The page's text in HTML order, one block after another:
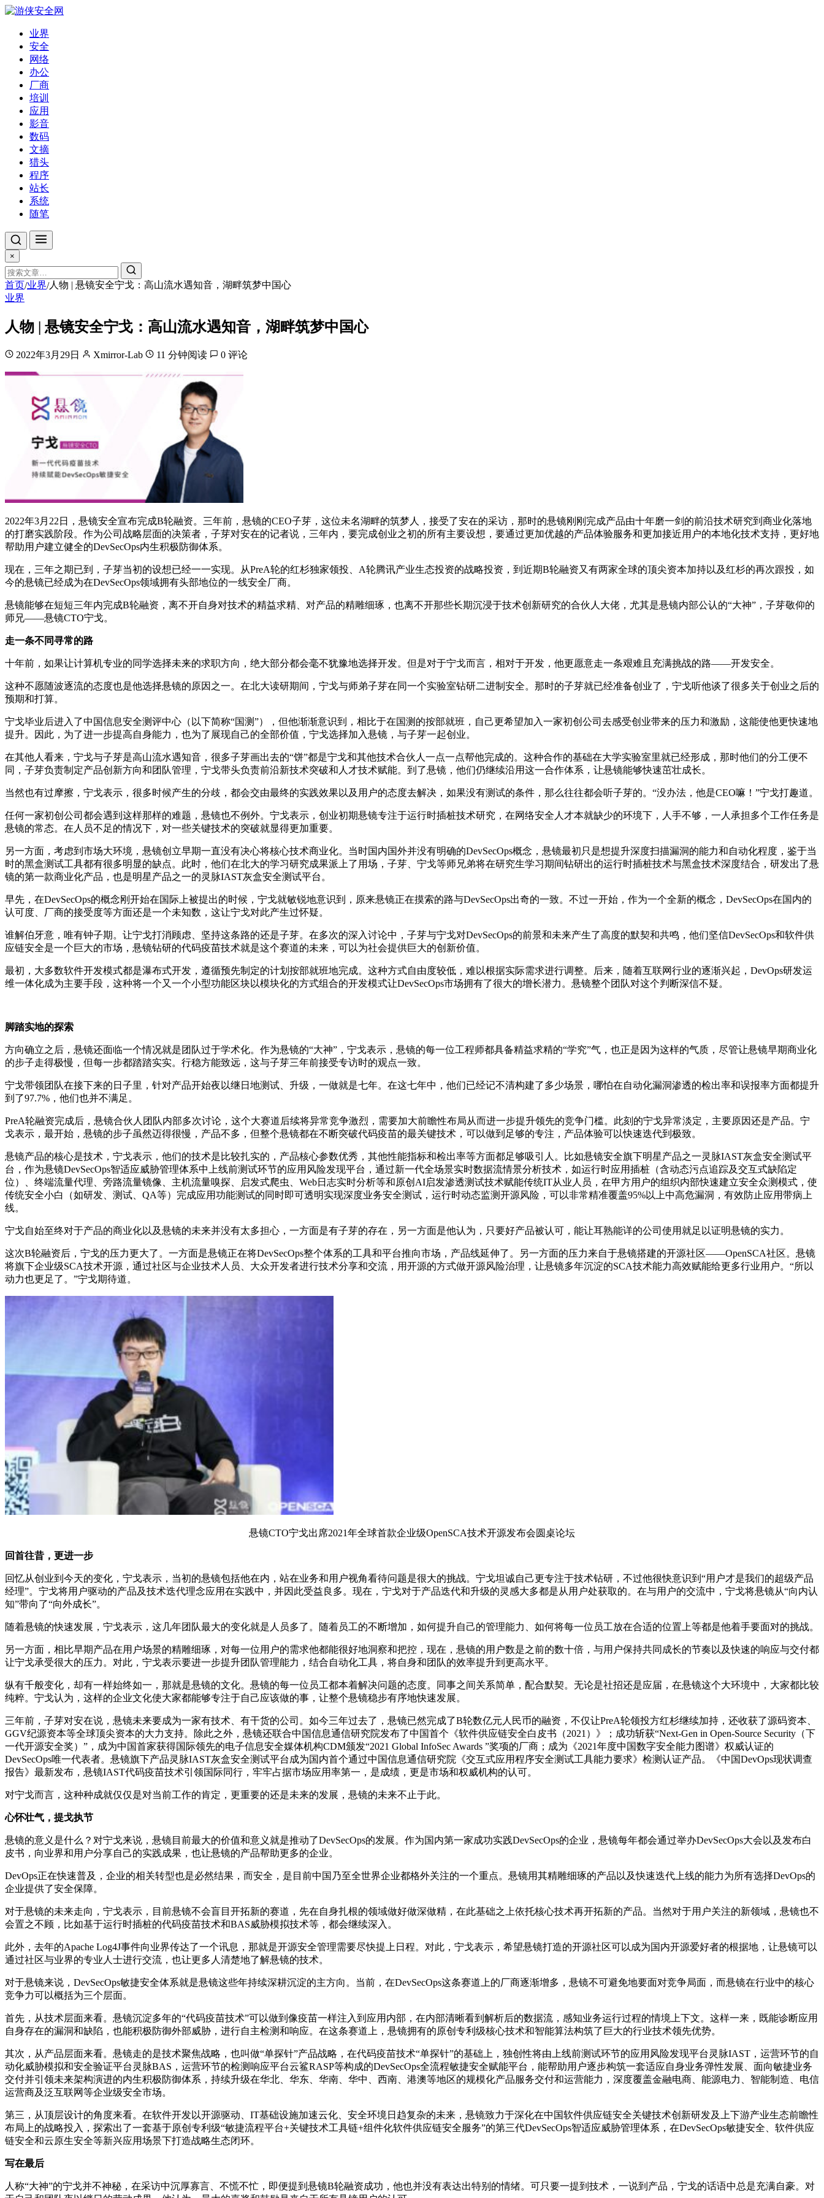
业界
安全
网络
办公
厂商
培训
应用
影音
数码
文摘
猎头
程序
站长
系统
随笔
×
首页/业界/人物 | 悬镜安全宁戈：高山流水遇知音，湖畔筑梦中国心
业界
人物 | 悬镜安全宁戈：高山流水遇知音，湖畔筑梦中国心
2022年3月29日 Xmirror-Lab 11 分钟阅读 0 评论
2022年3月22日，悬镜安全宣布完成B轮融资。三年前，悬镜的CEO子芽，这位未名湖畔的筑梦人，接受了安在的采访，那时的悬镜刚刚完成产品由十年磨一剑的前沿技术研究到商业化落地
的打磨实践阶段。作为公司战略层面的决策者，子芽对安在的记者说，三年内，要完成创业之初的所有主要设想，要通过更加优越的产品体验服务和更加接近用户的本地化技术支持，更好地
帮助用户建立健全的DevSecOps内生积极防御体系。
现在，三年之期已到，子芽当初的设想已经一一实现。从PreA轮的红杉独家领投、A轮腾讯产业生态投资的战略投资，到近期B轮融资又有两家全球的顶尖资本加持以及红杉的再次跟投，如
今的悬镜已经成为在DevSecOps领域拥有头部地位的一线安全厂商。
悬镜能够在短短三年内完成B轮融资，离不开自身对技术的精益求精、对产品的精雕细琢，也离不开那些长期沉浸于技术创新研究的合伙人大佬，尤其是悬镜内部公认的“大神”，子芽敬仰的
师兄——悬镜CTO宁戈。
走一条不同寻常的路
十年前，如果让计算机专业的同学选择未来的求职方向，绝大部分都会毫不犹豫地选择开发。但是对于宁戈而言，相对于开发，他更愿意走一条艰难且充满挑战的路——开发安全。
这种不愿随波逐流的态度也是他选择悬镜的原因之一。在北大读研期间，宁戈与师弟子芽在同一个实验室钻研二进制安全。那时的子芽就已经准备创业了，宁戈听他谈了很多关于创业之后的
预期和打算。
宁戈毕业后进入了中国信息安全测评中心（以下简称“国测”），但他渐渐意识到，相比于在国测的按部就班，自己更希望加入一家初创公司去感受创业带来的压力和激励，这能使他更快速地
提升。因此，为了进一步提高自身能力，也为了展现自己的全部价值，宁戈选择加入悬镜，与子芽一起创业。
在其他人看来，宁戈与子芽是高山流水遇知音，很多子芽画出去的“饼”都是宁戈和其他技术合伙人一点一点帮他完成的。这种合作的基础在大学实验室里就已经形成，那时他们的分工便不
同，子芽负责制定产品创新方向和团队管理，宁戈带头负责前沿新技术突破和人才技术赋能。到了悬镜，他们仍继续沿用这一合作体系，让悬镜能够快速茁壮成长。
当然也有过摩擦，宁戈表示，很多时候产生的分歧，都会交由最终的实践效果以及用户的态度去解决，如果没有测试的条件，那么往往都会听子芽的。“没办法，他是CEO嘛！”宁戈打趣道。
任何一家初创公司都会遇到这样那样的难题，悬镜也不例外。宁戈表示，创业初期悬镜专注于运行时插桩技术研究，在网络安全人才本就缺少的环境下，人手不够，一人承担多个工作任务是
悬镜的常态。在人员不足的情况下，对一些关键技术的突破就显得更加重要。
另一方面，考虑到市场大环境，悬镜创立早期一直没有决心将核心技术商业化。当时国内国外并没有明确的DevSecOps概念，悬镜最初只是想提升深度扫描漏洞的能力和自动化程度，鉴于当
时的黑盒测试工具都有很多明显的缺点。此时，他们在北大的学习研究成果派上了用场，子芽、宁戈等师兄弟将在研究生学习期间钻研出的运行时插桩技术与黑盒技术深度结合，研发出了悬
镜的第一款商业化产品，也是明星产品之一的灵脉IAST灰盒安全测试平台。
早先，在DevSecOps的概念刚开始在国际上被提出的时候，宁戈就敏锐地意识到，原来悬镜正在摸索的路与DevSecOps出奇的一致。不过一开始，作为一个全新的概念，DevSecOps在国内的
认可度、厂商的接受度等方面还是一个未知数，这让宁戈对此产生过怀疑。
谁解伯牙意，唯有钟子期。让宁戈打消顾虑、坚持这条路的还是子芽。在多次的深入讨论中，子芽与宁戈对DevSecOps的前景和未来产生了高度的默契和共鸣，他们坚信DevSecOps和软件供
应链安全是一个巨大的市场，悬镜钻研的代码疫苗技术就是这个赛道的未来，可以为社会提供巨大的创新价值。
最初，大多数软件开发模式都是瀑布式开发，遵循预先制定的计划按部就班地完成。这种方式自由度较低，难以根据实际需求进行调整。后来，随着互联网行业的逐渐兴起，DevOps研发运
维一体化成为主要手段，这种将一个又一个小型功能区块以模块化的方式组合的开发模式让DevSecOps市场拥有了很大的增长潜力。悬镜整个团队对这个判断深信不疑。
脚踏实地的探索
方向确立之后，悬镜还面临一个情况就是团队过于学术化。作为悬镜的“大神”，宁戈表示，悬镜的每一位工程师都具备精益求精的“学究”气，也正是因为这样的气质，尽管让悬镜早期商业化
的步子走得极慢，但每一步都踏踏实实。行稳方能致远，这与子芽三年前接受专访时的观点一致。
宁戈带领团队在接下来的日子里，针对产品开始夜以继日地测试、升级，一做就是七年。在这七年中，他们已经记不清构建了多少场景，哪怕在自动化漏洞渗透的检出率和误报率方面都提升
到了97.7%，他们也并不满足。
PreA轮融资完成后，悬镜合伙人团队内部多次讨论，这个大赛道后续将异常竞争激烈，需要加大前瞻性布局从而进一步提升领先的竞争门槛。此刻的宁戈异常淡定，主要原因还是产品。宁
戈表示，最开始，悬镜的步子虽然迈得很慢，产品不多，但整个悬镜都在不断突破代码疫苗的最关键技术，可以做到足够的专注，产品体验可以快速迭代到极致。
悬镜产品的核心是技术，宁戈表示，他们的技术是比较扎实的，产品核心参数优秀，其他性能指标和检出率等方面都足够吸引人。比如悬镜安全旗下明星产品之一灵脉IAST灰盒安全测试平
台，作为悬镜DevSecOps智适应威胁管理体系中上线前测试环节的应用风险发现平台，通过新一代全场景实时数据流情景分析技术，如运行时应用插桩（含动态污点追踪及交互式缺陷定
位）、终端流量代理、旁路流量镜像、主机流量嗅探、启发式爬虫、Web日志实时分析等和原创AI启发渗透测试技术赋能传统IT从业人员，在甲方用户的组织内部快速建立安全众测模式，使
传统安全小白（如研发、测试、QA等）完成应用功能测试的同时即可透明实现深度业务安全测试，运行时动态监测开源风险，可以非常精准覆盖95%以上中高危漏洞，有效防止应用带病上
线。
宁戈自始至终对于产品的商业化以及悬镜的未来并没有太多担心，一方面是有子芽的存在，另一方面是他认为，只要好产品被认可，能让耳熟能详的公司使用就足以证明悬镜的实力。
这次B轮融资后，宁戈的压力更大了。一方面是悬镜正在将DevSecOps整个体系的工具和平台推向市场，产品线延伸了。另一方面的压力来自于悬镜搭建的开源社区——OpenSCA社区。悬镜
将旗下企业级SCA技术开源，通过社区与企业技术人员、大众开发者进行技术分享和交流，用开源的方式做开源风险治理，让悬镜多年沉淀的SCA技术能力高效赋能给更多行业用户。“所以
动力也更足了。”宁戈期待道。
悬镜CTO宁戈出席2021年全球首款企业级OpenSCA技术开源发布会圆桌论坛
回首往昔，更进一步
回忆从创业到今天的变化，宁戈表示，当初的悬镜包括他在内，站在业务和用户视角看待问题是很大的挑战。宁戈坦诚自己更专注于技术钻研，不过他很快意识到“用户才是我们的超级产品
经理”。宁戈将用户驱动的产品及技术迭代理念应用在实践中，并因此受益良多。现在，宁戈对于产品迭代和升级的灵感大多都是从用户处获取的。在与用户的交流中，宁戈将悬镜从“向内认
知”带向了“向外成长”。
随着悬镜的快速发展，宁戈表示，这几年团队最大的变化就是人员多了。随着员工的不断增加，如何提升自己的管理能力、如何将每一位员工放在合适的位置上等都是他着手要面对的挑战。
另一方面，相比早期产品在用户场景的精雕细琢，对每一位用户的需求他都能很好地洞察和把控，现在，悬镜的用户数是之前的数十倍，与用户保持共同成长的节奏以及快速的响应与交付都
让宁戈承受很大的压力。对此，宁戈表示要进一步提升团队管理能力，结合自动化工具，将自身和团队的效率提升到更高水平。
纵有千般变化，却有一样始终如一，那就是悬镜的文化。悬镜的每一位员工都本着解决问题的态度。同事之间关系简单，配合默契。无论是社招还是应届，在悬镜这个大环境中，大家都比较
纯粹。宁戈认为，这样的企业文化使大家都能够专注于自己应该做的事，让整个悬镜稳步有序地快速发展。
三年前，子芽对安在说，悬镜未来要成为一家有技术、有干货的公司。如今三年过去了，悬镜已然完成了B轮数亿元人民币的融资，不仅让PreA轮领投方红杉继续加持，还收获了源码资本、
GGV纪源资本等全球顶尖资本的大力支持。除此之外，悬镜还联合中国信息通信研究院发布了中国首个《软件供应链安全白皮书（2021）》；成功斩获“Next-Gen in Open-Source Security（下
一代开源安全奖）”，成为中国首家获得国际领先的电子信息安全媒体机构CDM颁发“2021 Global InfoSec Awards ”奖项的厂商；成为《2021年度中国数字安全能力图谱》权威认证的
DevSecOps唯一代表者。悬镜旗下产品灵脉IAST灰盒安全测试平台成为国内首个通过中国信息通信研究院《交互式应用程序安全测试工具能力要求》检测认证产品。《中国DevOps现状调查
报告》最新发布，悬镜IAST代码疫苗技术引领国际同行，牢牢占据市场应用率第一，是成绩，更是市场和权威机构的认可。
对宁戈而言，这种种成就仅仅是对当前工作的肯定，更重要的还是未来的发展，悬镜的未来不止于此。
心怀壮气，提戈执节
悬镜的意义是什么？对宁戈来说，悬镜目前最大的价值和意义就是推动了DevSecOps的发展。作为国内第一家成功实践DevSecOps的企业，悬镜每年都会通过举办DevSecOps大会以及发布白
皮书，向业界和用户分享自己的实践成果，也让悬镜的产品帮助更多的企业。
DevOps正在快速普及，企业的相关转型也是必然结果，而安全，是目前中国乃至全世界企业都格外关注的一个重点。悬镜用其精雕细琢的产品以及快速迭代上线的能力为所有选择DevOps的
企业提供了安全保障。
对于悬镜的未来走向，宁戈表示，目前悬镜不会盲目开拓新的赛道，先在自身扎根的领域做好做深做精，在此基础之上依托核心技术再开拓新的产品。当然对于用户关注的新领域，悬镜也不
会置之不顾，比如基于运行时插桩的代码疫苗技术和BAS威胁模拟技术等，都会继续深入。
此外，去年的Apache Log4J事件向业界传达了一个讯息，那就是开源安全管理需要尽快提上日程。对此，宁戈表示，希望悬镜打造的开源社区可以成为国内开源爱好者的根据地，让悬镜可以
通过社区与业界的专业人士进行交流，也让更多人清楚地了解悬镜的技术。
对于悬镜来说，DevSecOps敏捷安全体系就是悬镜这些年持续深耕沉淀的主方向。当前，在DevSecOps这条赛道上的厂商逐渐增多，悬镜不可避免地要面对竞争局面，而悬镜在行业中的核心
竞争力可以概括为三个层面。
首先，从技术层面来看。悬镜沉淀多年的“代码疫苗技术”可以做到像疫苗一样注入到应用内部，在内部清晰看到解析后的数据流，感知业务运行过程的情境上下文。这样一来，既能诊断应用
自身存在的漏洞和缺陷，也能积极防御外部威胁，进行自主检测和响应。在这条赛道上，悬镜拥有的原创专利级核心技术和智能算法构筑了巨大的行业技术领先优势。
其次，从产品层面来看。悬镜走的是技术聚焦战略，也叫做“单探针”产品战略，在代码疫苗技术“单探针”的基础上，独创性将由上线前测试环节的应用风险发现平台灵脉IAST，运营环节的自
动化威胁模拟和安全验证平台灵脉BAS，运营环节的检测响应平台云鲨RASP等构成的DevSecOps全流程敏捷安全赋能平台，能帮助用户逐步构筑一套适应自身业务弹性发展、面向敏捷业务
交付并引领未来架构演进的内生积极防御体系，持续升级在华北、华东、华南、华中、西南、港澳等地区的规模化产品服务交付和运营能力，深度覆盖金融电商、能源电力、智能制造、电信
运营商及泛互联网等企业级安全市场。
第三，从顶层设计的角度来看。在软件开发以开源驱动、IT基础设施加速云化、安全环境日趋复杂的未来，悬镜致力于深化在中国软件供应链安全关键技术创新研发及上下游产业生态前瞻性
布局上的战略投入，探索出了一套基于原创专利级“敏捷流程平台+关键技术工具链+组件化软件供应链安全服务”的第三代DevSecOps智适应威胁管理体系，在DevSecOps敏捷安全、软件供应
链安全和云原生安全等新兴应用场景下打造战略生态闭环。
写在最后
人称“大神”的宁戈并不神秘，在采访中沉厚寡言、不慌不忙，即便提到悬镜B轮融资成功，他也并没有表达出特别的情绪。可只要一提到技术，一说到产品，宁戈的话语中总是充满自豪。对